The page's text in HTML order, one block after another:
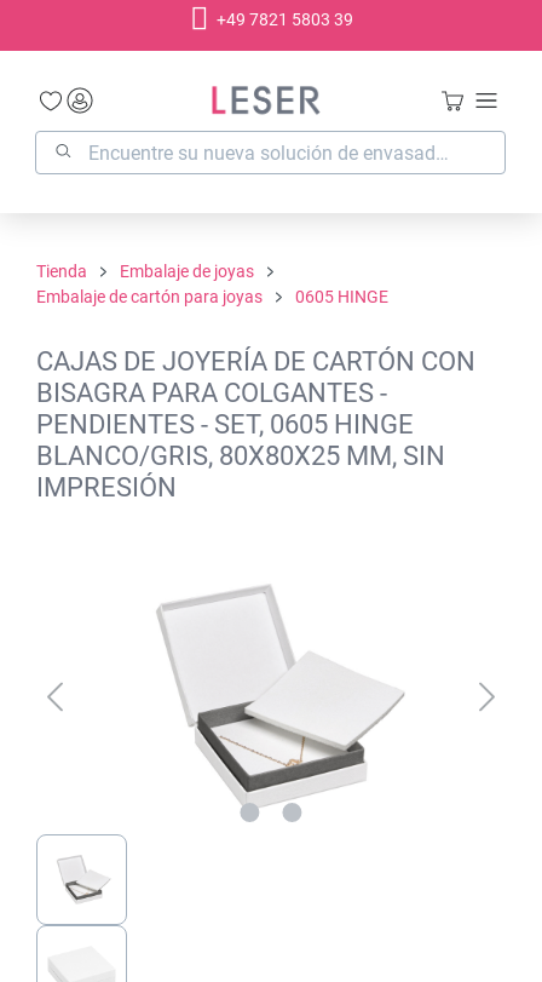
+49 7821 5803 39
Tienda
Embalaje de joyas
Embalaje de cartón para joyas
0605 HINGE
CAJAS DE JOYERÍA DE CARTÓN CON
BISAGRA PARA COLGANTES -
PENDIENTES - SET, 0605 HINGE
BLANCO/GRIS, 80X80X25 MM, SIN
IMPRESIÓN